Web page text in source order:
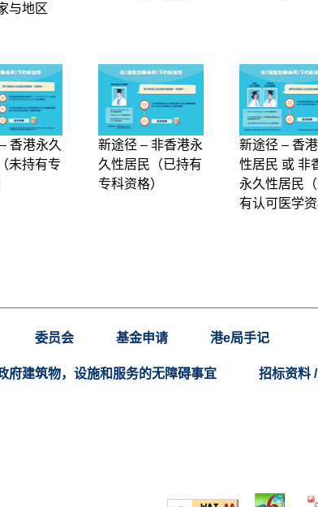
与地区
香港永久
未持有专
新途径 – 非香港永
久性居民（已持有
专科资格）
新途径 – 香
性居民 或 非
永久性居民
有认可医学资
委员会 基金申请 港e局手记
府建筑物，设施和服务的无障碍事宜
招标资料